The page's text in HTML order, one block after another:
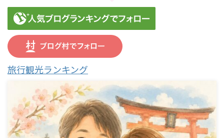
旅行観光ランキング